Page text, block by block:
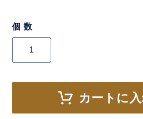
個 数
カートに